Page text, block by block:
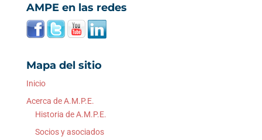
AMPE en las redes
Mapa del sitio
Inicio
Acerca de A.M.P.E.
Historia de A.M.P.E.
Socios y asociados